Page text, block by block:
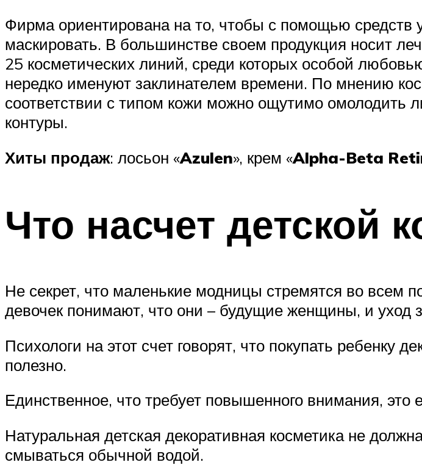
Фирма ориентирована на то, чтобы с помощью средств
маскировать. В большинстве своем продукция носит
25 косметических линий, среди которых особой
нередко именуют заклинателем времени. По мнению
соответствии с типом кожи можно ощутимо омолодить
контуры.
Хиты продаж: лосьон «Azulen», крем «Alpha-Beta
Что насчет детской
Не секрет, что маленькие модницы стремятся во
девочек понимают, что они – будущие женщины, и
Психологи на этот счет говорят, что покупать ребенку
полезно.
Единственное, что требует повышенного внимания, это
Натуральная детская декоративная косметика не
смываться обычной водой.